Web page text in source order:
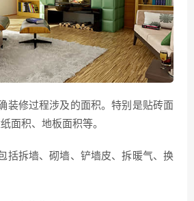
装修过程涉及的面积。特别是贴砖面
面积、地板面积等。
括拆墙、砌墙、铲墙皮、拆暖气、换